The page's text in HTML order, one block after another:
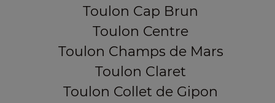
Toulon Cap Brun
Toulon Centre
Toulon Champs de Mars
Toulon Claret
Toulon Collet de Gipon